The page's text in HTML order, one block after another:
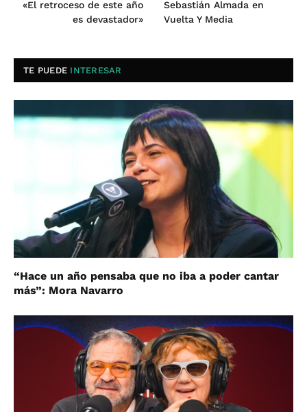
«El retroceso de este año
es devastador»
Sebastián Almada en
Vuelta Y Media
TE PUEDE INTERESAR
“Hace un año pensaba que no iba a poder cantar
más”: Mora Navarro